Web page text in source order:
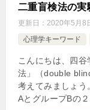
二重盲検法の
更新日： 2020年5月8
心理学キーワード
こんにちは、四
法」（double
考えてみましょ
AとグループBの